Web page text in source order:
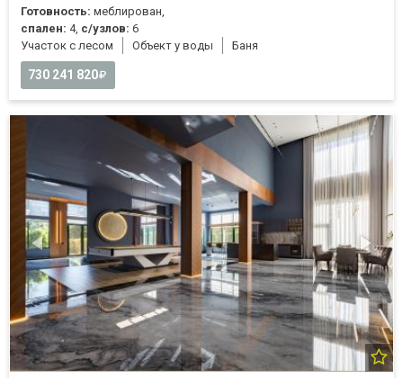
Готовность: меблирован,
спален: 4, с/узлов: 6
Участок с лесом
Объект у воды Баня
730 241 820